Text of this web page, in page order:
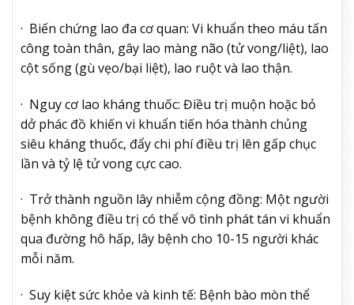
· Biến chứng lao đa cơ quan: Vi khuẩn theo máu tấn
công toàn thân, gây lao màng não (tử vong/liệt), lao
cột sống (gù vẹo/bại liệt), lao ruột và lao thận.
· Nguy cơ lao kháng thuốc: Điều trị muộn hoặc bỏ
dở phác đồ khiến vi khuẩn tiến hóa thành chủng
siêu kháng thuốc, đẩy chi phí điều trị lên gấp chục
lần và tỷ lệ tử vong cực cao.
· Trở thành nguồn lây nhiễm cộng đồng: Một người
bệnh không điều trị có thể vô tình phát tán vi khuẩn
qua đường hô hấp, lây bệnh cho 10-15 người khác
mỗi năm.
· Suy kiệt sức khỏe và kinh tế: Bệnh bào mòn thể